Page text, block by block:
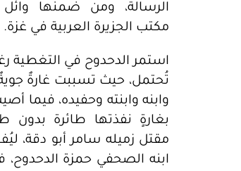
الرسالة، ومن ضمنها
مكتب الجزيرة العربية في غزة.
استمر الدحدوح في التغطية
تُحتمل، حيث تسببت غارةٌ
وابنه وابنته وحفيده، فيما
بغارةٍ نفذتها طائرة بدون
مقتل زميله سامر أبو دقة،
ابنه الصحفي حمزة الدحدوح،